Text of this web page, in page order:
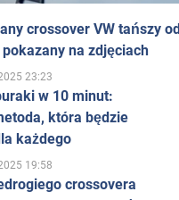
crossover VW tańszy od
pokazany na zdjęciach
23:23
w 10 minut:
która będzie
każdego
19:58
crossovera